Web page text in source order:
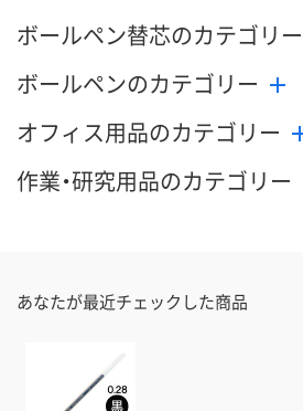
ボールペン替芯のカテゴリー
ボールペンのカテゴリー
オフィス用品のカテゴリー
作業・研究用品のカテゴリー
あなたが最近チェックした商品